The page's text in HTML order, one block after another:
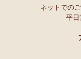
ネットでの
平